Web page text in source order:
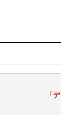
「